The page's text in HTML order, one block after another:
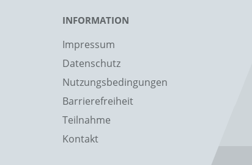
INFORMATION
Impressum
Datenschutz
Nutzungsbedingungen
Barrierefreiheit
Teilnahme
Kontakt